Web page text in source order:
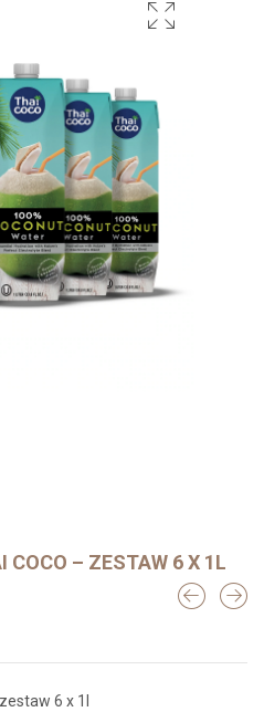
COCO – ZESTAW 6 X 1L
6 x 1l